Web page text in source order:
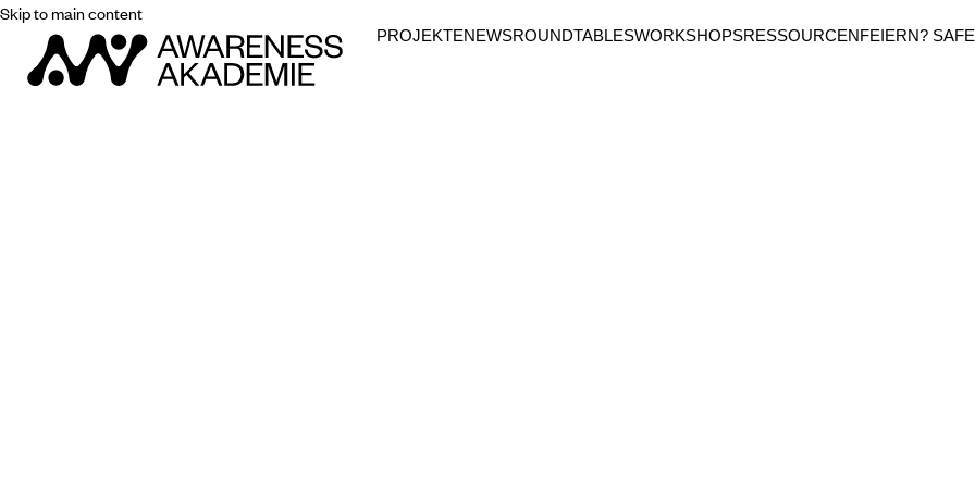
Skip to main content
PROJEKTENEWSROUNDTABLESWORKSHOPSRESSOURCENFEIERN?